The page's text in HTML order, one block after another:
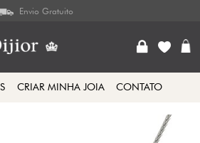
Envio Gratuito
CRIAR MINHA JOIA CONTATO